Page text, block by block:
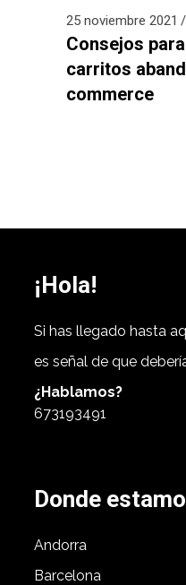
25 noviembre 2021
Consejos
carritos
commerce
¡Hola!
Si has llegado hasta
es señal de que
¿Hablamos?
673193491
Donde
Andorra
Barcelona